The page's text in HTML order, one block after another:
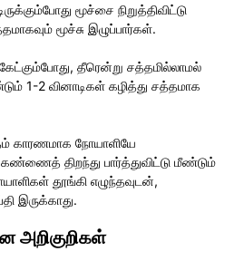
மூச்சை நிறுத்திவிட்டு
மூச்சு இழுப்பார்கள்.
தீரென்று சத்தமில்லாமல்
1-2 வினாடிகள் கழித்து சத்தமாக
காரணமாக நோயாளியே
கண்ணைத் திறந்து பார்த்துவிட்டு மீண்டும்
தூங்கி எழுந்தவுடன்,
இருக்காது.
அறிகுறிகள்